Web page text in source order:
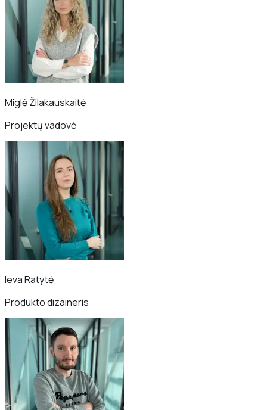
Miglė Žilakauskaitė
Projektų vadovė
Ieva Ratytė
Produkto dizaineris